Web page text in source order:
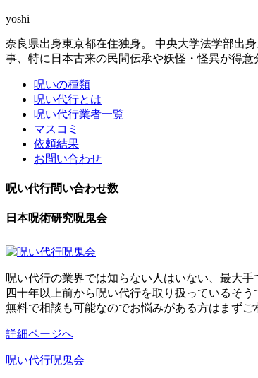
yoshi
奈良県出身東京都在住独身。 中央大学法学部出
事、特に日本古来の民間伝承や妖怪・怪異が得
呪いの種類
呪い代行とは
呪い代行業者一覧
マスコミ
依頼結果
お問い合わせ
呪い代行問い合わせ数
日本呪術研究呪鬼会
呪い代行の業界では知らない人はいない、最大手
四十年以上前から呪い代行を取り扱っているそう
無料で相談も可能なのでお悩みがある方はまずご
詳細ページへ
呪い代行呪鬼会